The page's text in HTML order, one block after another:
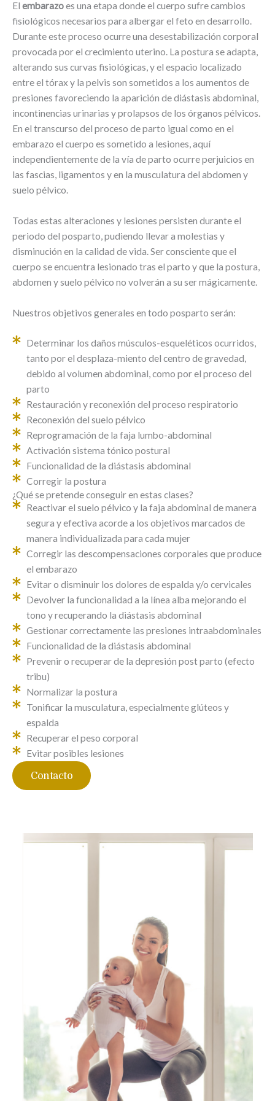
El embarazoes una etapa donde el cuerpo sufre cambios
fisiológicos necesarios para albergar el feto en desarrollo.
Durante este proceso ocurre una desestabilización corporal
provocada por el crecimiento uterino. La postura se adapta,
alterando sus curvas fisiológicas, y el espacio localizado
entre el tórax y la pelvis son sometidos a los aumentos de
presiones favoreciendo la aparición de diástasis abdominal,
incontinencias urinarias y prolapsos de los órganos pélvicos.
En el transcurso del proceso de parto igual como en el
embarazo el cuerpo es sometido a lesiones, aquí
independientemente de la vía de parto ocurre perjuicios en
las fascias, ligamentos y en la musculatura del abdomen y
suelo pélvico.
Todas estas alteraciones y lesiones persisten durante el
periodo del posparto, pudiendo llevar a molestias y
disminución en la calidad de vida. Ser consciente que el
cuerpo se encuentra lesionado tras el parto y que la postura,
abdomen y suelo pélvico no volverán a su ser mágicamente.
Nuestros objetivos generales en todo posparto serán:
Determinar los daños músculos-esqueléticos ocurridos,
tanto por el desplaza-miento del centro de gravedad,
debido al volumen abdominal, como por el proceso del
parto
Restauración y reconexión del proceso respiratorio
Reconexión del suelo pélvico
Reprogramación de la faja lumbo-abdominal
Activación sistema tónico postural
Funcionalidad de la diástasis abdominal
Corregir la postura
¿Qué se pretende conseguir en estas clases?
Reactivar el suelo pélvico y la faja abdominal de manera
segura y efectiva acorde a los objetivos marcados de
manera individualizada para cada mujer
Corregir las descompensaciones corporales que produce
el embarazo
Evitar o disminuir los dolores de espalda y/o cervicales
Devolver la funcionalidad a la línea alba mejorando el
tono y recuperando la diástasis abdominal
Gestionar correctamente las presiones intraabdominales
Funcionalidad de la diástasis abdominal
Prevenir o recuperar de la depresión post parto (efecto
tribu)
Normalizar la postura
Tonificar la musculatura, especialmente glúteos y
espalda
Recuperar el peso corporal
Evitar posibles lesiones
Contacto